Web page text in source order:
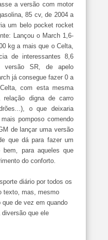
a versão com motor
85 cv, de 2004 a
um belo pocket rocket
Lançou o March 1,6-
kg a mais que o Celta,
de interessantes 8,6
versão SR, de apelo
já consegue fazer 0 a
com esta mesma
digna de carro
o que deixaria
pomposo comendo
de lançar uma versão
que dá para fazer um
para aqueles que
do conforto.
diário por todos os
texto, mas, mesmo
de vez em quando
que ele